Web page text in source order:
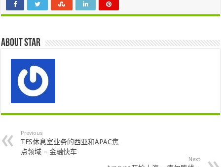
About star
Previous
TFS休息室业务的西亚和APAC焦
点领域 – 金融快车
Next